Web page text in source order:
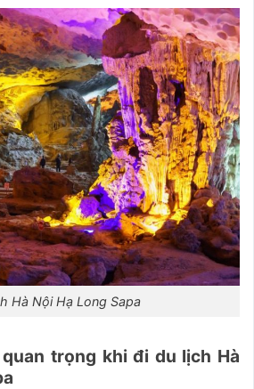
Hà Nội Hạ Long Sapa
trọng khi đi du lịch Hà